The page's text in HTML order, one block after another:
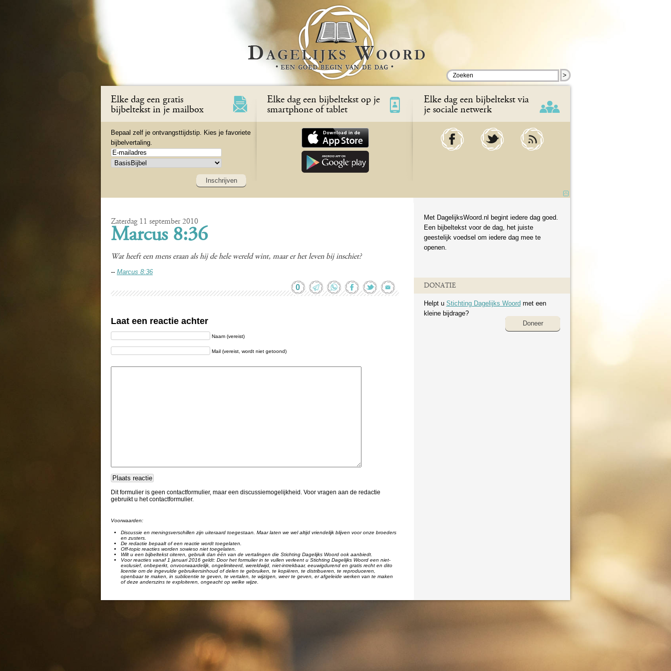
>
Elke dag een gratis
bijbeltekst in je mailbox
Bepaal zelf je ontvangsttijdstip. Kies je favoriete
bijbelvertaling.
Inschrijven
Elke dag een bijbeltekst op je
smartphone of tablet
Elke dag een bijbeltekst via
je sociale netwerk
Zaterdag 11 september 2010
Marcus 8:36
Wat heeft een mens eraan als hij de hele wereld wint, maar er het leven bij inschiet?
-- Marcus 8:36
0
Laat een reactie achter
Naam (vereist)
Mail (vereist, wordt niet getoond)
Dit formulier is geen contactformulier, maar een discussiemogelijkheid. Voor vragen aan de redactie
gebruikt u het contactformulier.
Voorwaarden:
Discussie en meningsverschillen zijn uiteraard toegestaan. Maar laten we wel altijd vriendelijk blijven voor onze broeders
en zusters.
De redactie bepaalt of een reactie wordt toegelaten.
Off-topic reacties worden sowieso niet toegelaten.
Wilt u een bijbeltekst citeren, gebruik dan één van de vertalingen die Stichting Dagelijks Woord ook aanbiedt.
Voor reacties vanaf 1 januari 2016 geldt: Door het formulier in te vullen verleent u Stichting Dagelijks Woord een niet-
exclusief, onbeperkt, onvoorwaardelijk, ongelimiteerd, wereldwijd, niet-intrekbaar, eeuwigdurend en gratis recht en dito
licentie om de ingevulde gebruikersinhoud of delen te gebruiken, te kopiëren, te distribueren, te reproduceren,
openbaar te maken, in sublicentie te geven, te vertalen, te wijzigen, weer te geven, er afgeleide werken van te maken
of deze anderszins te exploiteren, ongeacht op welke wijze.
Met DagelijksWoord.nl begint iedere dag goed.
Een bijbeltekst voor de dag, het juiste
geestelijk voedsel om iedere dag mee te
openen.
DONATIE
Helpt u Stichting Dagelijks Woord met een
kleine bijdrage?
Doneer